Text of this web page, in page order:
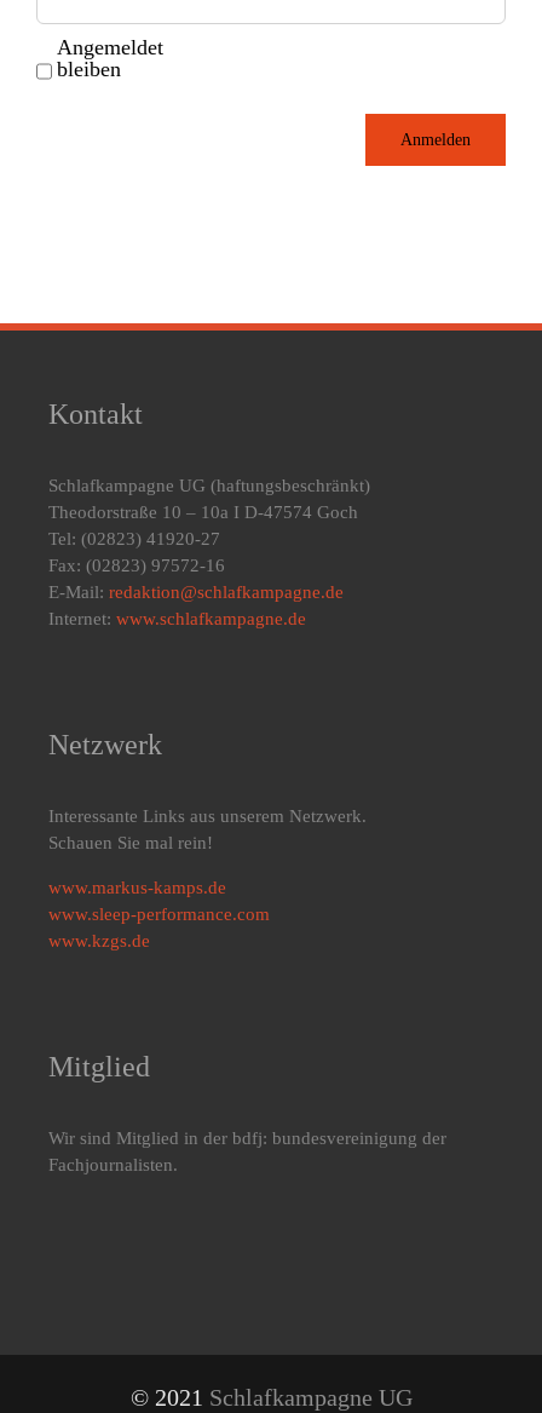
Angemeldet
bleiben
Anmelden
Kontakt
Schlafkampagne UG (haftungsbeschränkt)
Theodorstraße 10 – 10a I D-47574 Goch
Tel: (02823) 41920-27
Fax: (02823) 97572-16
E-Mail: redaktion@schlafkampagne.de
Internet: www.schlafkampagne.de
Netzwerk
Interessante Links aus unserem Netzwerk.
Schauen Sie mal rein!
www.markus-kamps.de
www.sleep-performance.com
www.kzgs.de
Mitglied
Wir sind Mitglied in der bdfj: bundesvereinigung der
Fachjournalisten.
© 2021 Schlafkampagne UG